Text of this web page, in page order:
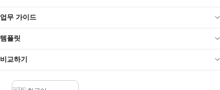
업무 가이드
템플릿
비교하기